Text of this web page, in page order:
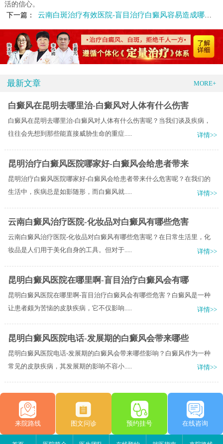
活的信心。
下一篇：
云南白斑治疗有效医院-盲目治疗白癜风容易造成哪些后果
最新文章 MORE+
白癜风在昆明去哪里治-白癜风对人体有什么伤害
白癜风在昆明去哪里治-白癜风对人体有什么伤害呢？当我们谈及疾病，
往往会先想到那些能直接威胁生命的重症.....
详情>>
昆明治疗白癜风医院哪家好-白癜风会给患者带来
昆明治疗白癜风医院哪家好-白癜风会给患者带来什么危害呢？在我们的
生活中，疾病总是如影随形，而白癜风就.....
详情>>
云南白癜风治疗医院-化妆品对白癜风有哪些危害
云南白癜风治疗医院-化妆品对白癜风有哪些危害呢？在日常生活里，化
妆品是人们用于美化自身的工具。但对于.....
详情>>
昆明白癜风医院在哪里啊-盲目治疗白癜风会有哪
昆明白癜风医院在哪里啊-盲目治疗白癜风会有哪些危害？白癜风是一种
让患者颇为苦恼的皮肤疾病，它不仅影响.....
详情>>
昆明白癜风医院电话-发展期的白癜风会带来哪些
昆明白癜风医院电话-发展期的白癜风会带来哪些影响？白癜风作为一种
常见的皮肤疾病，其发展期的影响不容小.....
详情>>
来院路线 图文问诊 预约挂号 在线咨询